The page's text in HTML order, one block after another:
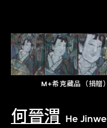
M+希克藏品（捐
何晉渭 He
进一步筛选